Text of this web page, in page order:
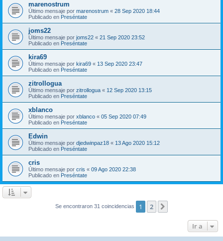
marenostrum
Último mensaje por marenostrum « 28 Sep 2020 18:44
Publicado en Preséntate
joms22
Último mensaje por joms22 « 21 Sep 2020 23:52
Publicado en Preséntate
kira69
Último mensaje por kira69 « 13 Sep 2020 23:47
Publicado en Preséntate
zitrollogua
Último mensaje por zitrollogua « 12 Sep 2020 13:15
Publicado en Preséntate
xblanco
Último mensaje por xblanco « 05 Sep 2020 07:49
Publicado en Preséntate
Edwin
Último mensaje por djedwinpaz18 « 13 Ago 2020 15:12
Publicado en Preséntate
cris
Último mensaje por cris « 09 Ago 2020 22:38
Publicado en Preséntate
Se encontraron 31 coincidencias 1 2
Ir a